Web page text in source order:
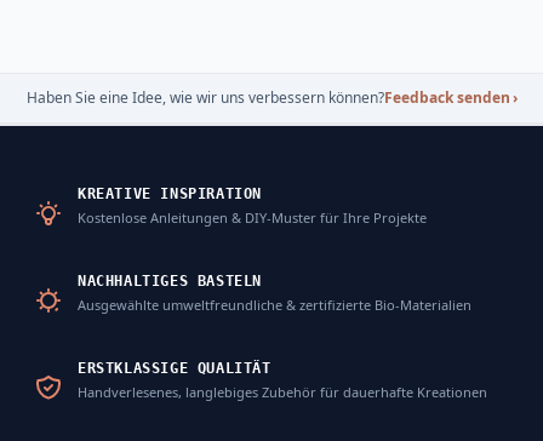
Haben Sie eine Idee, wie wir uns verbessern können?Feedback senden›
KREATIVE INSPIRATION
Kostenlose Anleitungen & DIY-Muster für Ihre Projekte
NACHHALTIGES BASTELN
Ausgewählte umweltfreundliche & zertifizierte Bio-Materialien
ERSTKLASSIGE QUALITÄT
Handverlesenes, langlebiges Zubehör für dauerhafte Kreationen